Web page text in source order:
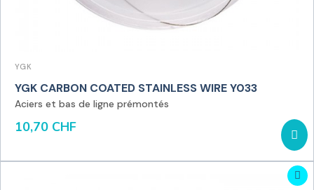
YGK
YGK CARBON COATED STAINLESS WIRE Y033
Aciers et bas de ligne prémontés
10,70 CHF